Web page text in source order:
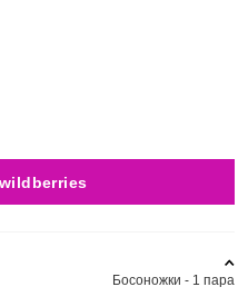
Босоножки - 1 пара